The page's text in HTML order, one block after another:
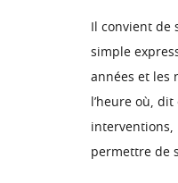
Il convient
simple
années et les
l’heure où,
interventions,
permettre de